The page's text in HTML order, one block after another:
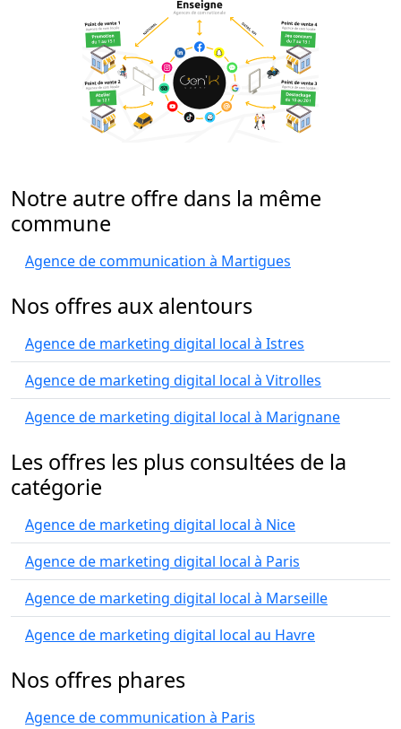
Notre autre offre dans la même
commune
Agence de communication à Martigues
Nos offres aux alentours
Agence de marketing digital local à Istres
Agence de marketing digital local à Vitrolles
Agence de marketing digital local à Marignane
Les offres les plus consultées de la
catégorie
Agence de marketing digital local à Nice
Agence de marketing digital local à Paris
Agence de marketing digital local à Marseille
Agence de marketing digital local au Havre
Nos offres phares
Agence de communication à Paris